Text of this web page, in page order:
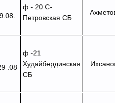
9.08.
ф - 20 С-
Петровская СБ
.08
ф -21
Худайбердинская
СБ